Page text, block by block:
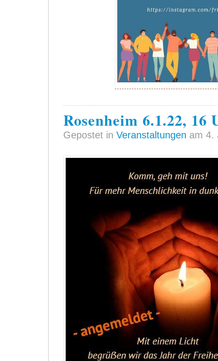
Rosenheim 6.1.22,
Gepostet in Veranstaltungen am 4.